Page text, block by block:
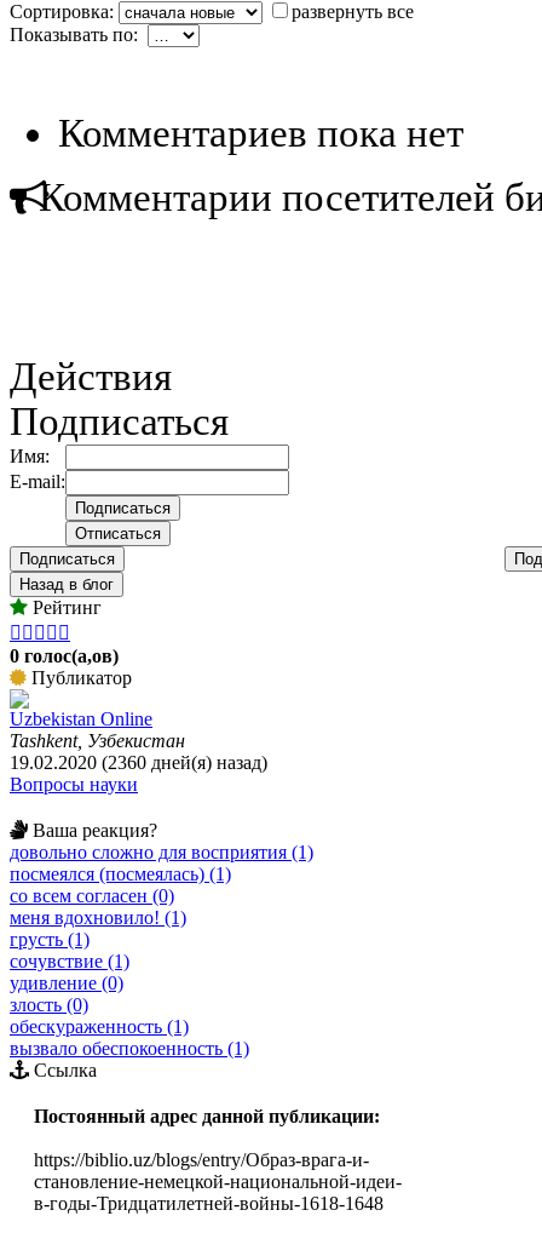
Сортировка:
развернуть все
Показывать по:
Комментариев пока нет
Комментарии посетителей
Действия
Подписаться
Имя:
E-mail:
Подписаться
Назад в блог
Рейтинг
    
0 голос(а,ов)
Публикатор
Uzbekistan Online
Tashkent, Узбекистан
19.02.2020 (2360 дней(я) назад)
Вопросы науки
Ваша реакция?
довольно сложно для восприятия (1)
посмеялся (посмеялась) (1)
со всем согласен (0)
меня вдохновило! (1)
грусть (1)
сочувствие (1)
удивление (0)
злость (0)
обескураженность (1)
вызвало обеспокоенность (1)
Ссылка
Постоянный адрес данной публикации:
https://biblio.uz/blogs/entry/Образ-врага-и-
становление-немецкой-национальной-идеи-
в-годы-Тридцатилетней-войны-1618-1648